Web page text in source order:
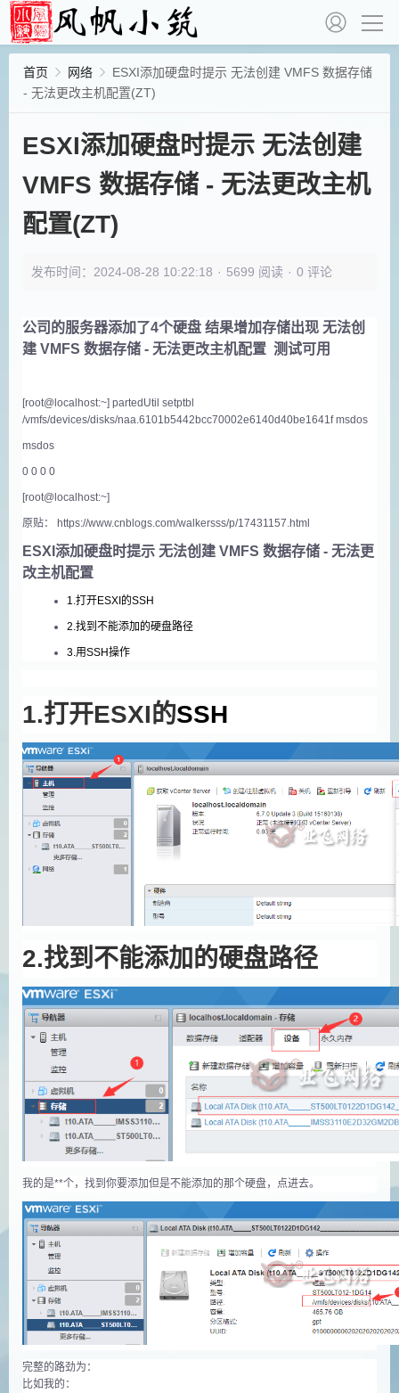
首页 网络
ESXI添加硬盘时提示 无法创建 VMFS 数据存储
- 无法更改主机配置(ZT)
ESXI添加硬盘时提示 无法创建
VMFS 数据存储 - 无法更改主机
配置(ZT)
发布时间：2024-08-28 10:22:18 · 5699 阅读 · 0 评论
公司的服务器添加了4个硬盘 结果增加存储出现 无法创
建 VMFS 数据存储 - 无法更改主机配置 测试可用
[root@localhost:~] partedUtil setptbl
/vmfs/devices/disks/naa.6101b5442bcc70002e6140d40be1641f msdos
msdos
0 0 0 0
[root@localhost:~]
原贴： https://www.cnblogs.com/walkersss/p/17431157.html
ESXI添加硬盘时提示 无法创建 VMFS 数据存储 - 无法更
改主机配置
1.打开ESXI的SSH
2.找到不能添加的硬盘路径
3.用SSH操作
1.打开ESXI的SSH
2.找到不能添加的硬盘路径
我的是**个，找到你要添加但是不能添加的那个硬盘，点进去。
完整的路劲为：
比如我的：